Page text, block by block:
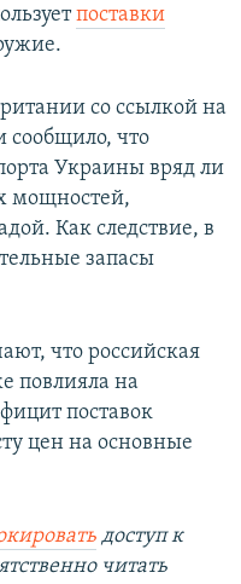
поставки
со ссылкой на
сообщило, что
Украины вряд ли
мощностей,
Как следствие, в
запасы
что российская
повлияла на
поставок
цен на основные
доступ к
читать